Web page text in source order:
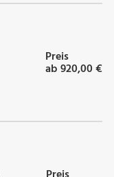
Preis
ab 920,00 €